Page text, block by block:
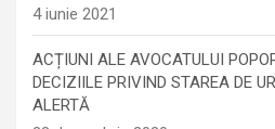
4 iunie 2021
ACȚIUNI ALE AVOCATULUI
DECIZIILE PRIVIND STAREA DE
ALERTĂ